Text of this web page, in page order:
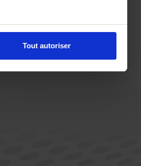
Tout autoriser